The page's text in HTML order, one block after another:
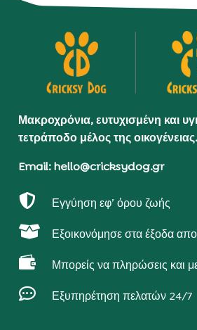
Μακροχρόνια, ευτυχισμένη και
τετράποδο μέλος της οικογένειας.
Email: hello@cricksydog.gr
 Εγγύηση εφ’ όρου ζωής
 Εξοικονόμησε στα έξοδα
 Μπορείς να πληρώσεις και
 Εξυπηρέτηση πελατών 24/7